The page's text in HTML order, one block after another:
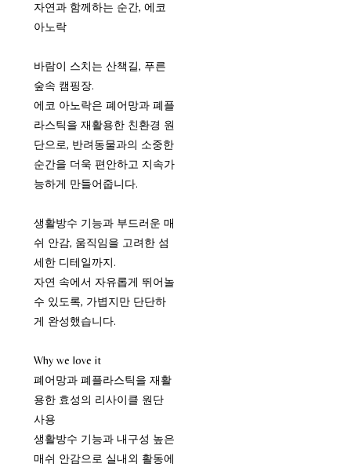
자연과 함께하는 순간, 에코
아노락
바람이 스치는 산책길, 푸른
숲속 캠핑장.
에코 아노락은 폐어망과 폐플
라스틱을 재활용한 친환경 원
단으로, 반려동물과의 소중한
순간을 더욱 편안하고 지속가
능하게 만들어줍니다.
생활방수 기능과 부드러운 매
쉬 안감, 움직임을 고려한 섬
세한 디테일까지.
자연 속에서 자유롭게 뛰어놀
수 있도록, 가볍지만 단단하
게 완성했습니다.
Why we love it
폐어망과 폐플라스틱을 재활
용한 효성의 리사이클 원단
사용
생활방수 기능과 내구성 높은
매쉬 안감으로 실내외 활동에